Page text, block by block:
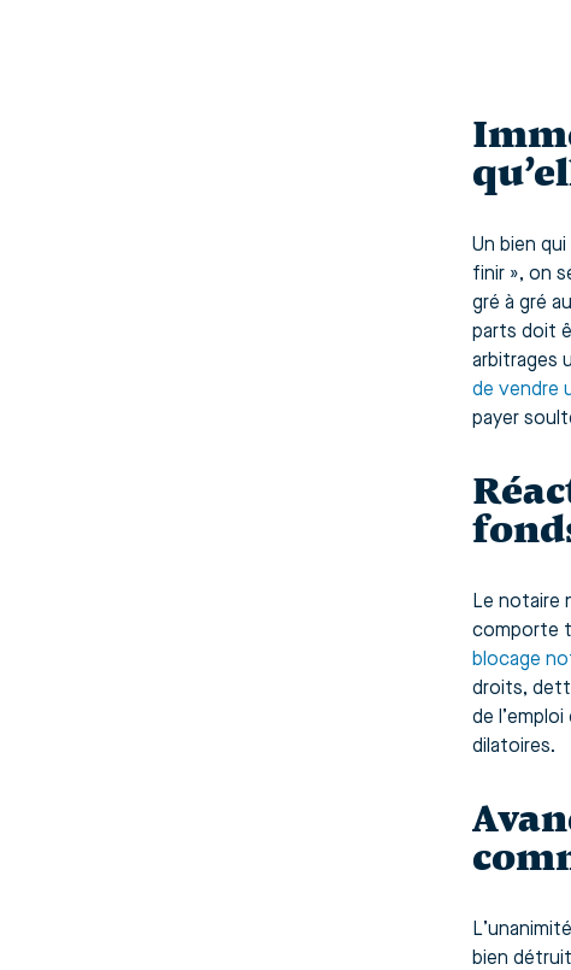
Un bien
finir », on
gré à gré
parts doit
arbitrages
de vendre
payer
Le notaire
comporte
blocage
droits,
de
dilatoires.
bien